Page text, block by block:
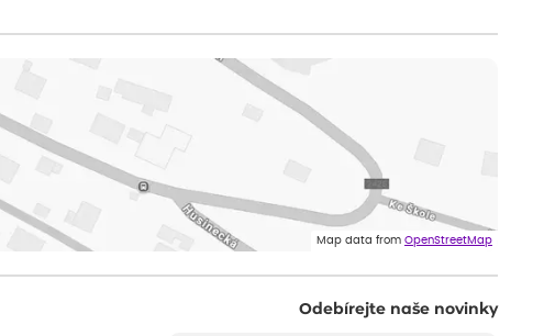
Map data from OpenStreetMap
Odebírejte naše novinky